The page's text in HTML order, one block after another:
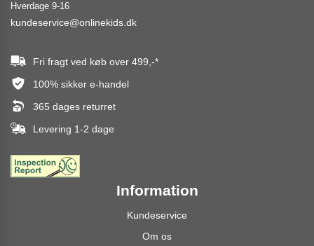
Hverdage 9-16
kundeservice@onlinekids.dk
Fri fragt ved køb over 499,-*
100% sikker e-handel
365 dages returret
Levering 1-2 dage
Information
Kundeservice
Om os